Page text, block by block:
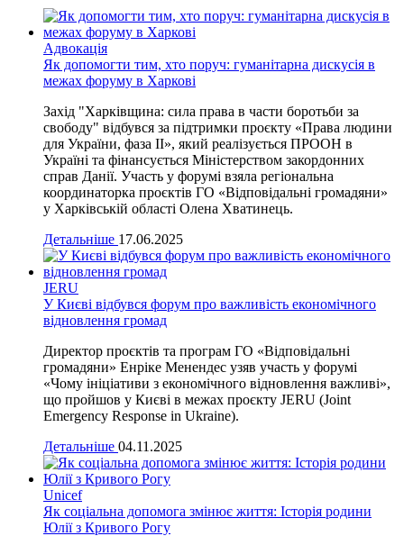
Адвокація
Як допомогти тим, хто поруч: гуманітарна дискусія в
межах форуму в Харкові
Захід "Харківщина: сила права в части боротьби за
свободу" відбувся за підтримки проєкту «Права людини
для України, фаза ІІ», який реалізується ПРООН в
Україні та фінансується Міністерством закордонних
справ Данії. Участь у форумі взяла регіональна
координаторка проєктів ГО «Відповідальні громадяни»
у Харківській області Олена Хватинець.
Детальніше 17.06.2025
JERU
У Києві відбувся форум про важливість економічного
відновлення громад
Директор проєктів та програм ГО «Відповідальні
громадяни» Енріке Менендес узяв участь у форумі
«Чому ініціативи з економічного відновлення важливі»,
що пройшов у Києві в межах проєкту JERU (Joint
Emergency Response in Ukraine).
Детальніше 04.11.2025
Unicef
Як соціальна допомога змінює життя: Історія родини
Юлії з Кривого Рогу